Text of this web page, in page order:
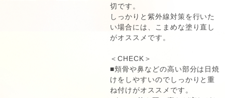
切です。
しっかりと紫外線対策を行いた
い場合には、こまめな塗り直し
がオススメです。
＜CHECK＞
■頬骨や鼻などの高い部分は日焼
けをしやすいのでしっかりと重
ね付けがオススメです。